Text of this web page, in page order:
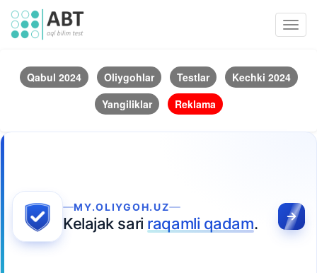
Qabul 2024 Oliygohlar Testlar
Kechki 2024
Yangiliklar
Reklama
MY.OLIYGOH.UZ
Kelajak sari raqamli qadam.